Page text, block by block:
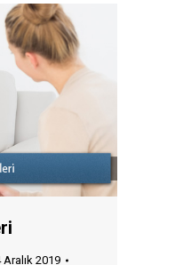
Aralık 2019